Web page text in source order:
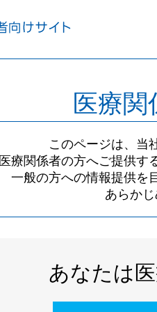
医療
このページは、当
医療関係者の方へご提供す
一般の方への情報提供を
あらか
あなたは